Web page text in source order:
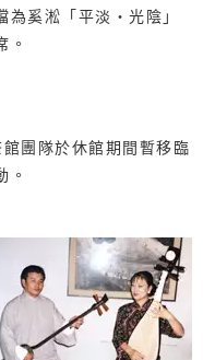
為奚淞「平淡‧光陰」
。
團隊於休館期間暫移臨
。